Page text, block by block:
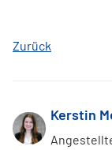
Zurück
Kerstin